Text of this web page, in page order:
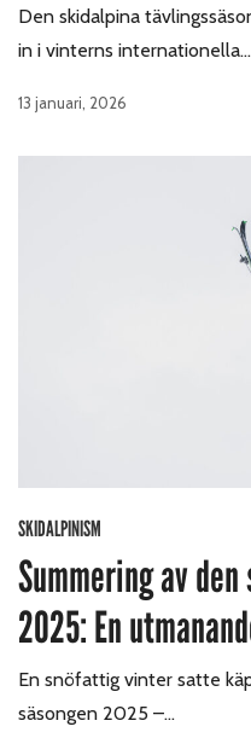
Den skidalpina
in i vinterns internationella…
13 januari, 2026
SKIDALPINISM
Summering av
2025: En
En snöfattig vinter satte
säsongen 2025 –…